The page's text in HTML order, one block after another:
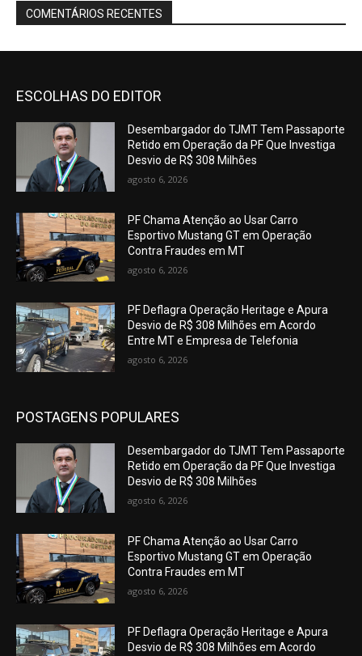
COMENTÁRIOS RECENTES
ESCOLHAS DO EDITOR
Desembargador do TJMT Tem Passaporte
Retido em Operação da PF Que Investiga
Desvio de R$ 308 Milhões
agosto 6, 2026
PF Chama Atenção ao Usar Carro
Esportivo Mustang GT em Operação
Contra Fraudes em MT
agosto 6, 2026
PF Deflagra Operação Heritage e Apura
Desvio de R$ 308 Milhões em Acordo
Entre MT e Empresa de Telefonia
agosto 6, 2026
POSTAGENS POPULARES
Desembargador do TJMT Tem Passaporte
Retido em Operação da PF Que Investiga
Desvio de R$ 308 Milhões
agosto 6, 2026
PF Chama Atenção ao Usar Carro
Esportivo Mustang GT em Operação
Contra Fraudes em MT
agosto 6, 2026
PF Deflagra Operação Heritage e Apura
Desvio de R$ 308 Milhões em Acordo